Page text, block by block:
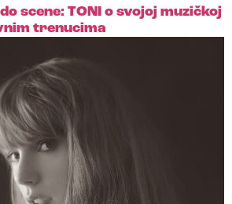
scene: TONI o svojoj muzičkoj
trenucima